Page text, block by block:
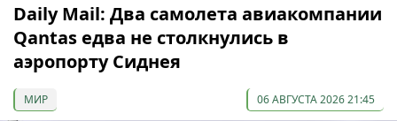
Daily Mail: Два самолета авиакомпании
Qantas едва не столкнулись в
аэропорту Сиднея
МИР 06 АВГУСТА 2026 21:45